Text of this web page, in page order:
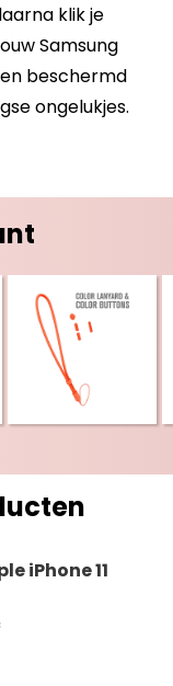
klik je
Samsung
beschermd
ongelukjes.
iPhone 11